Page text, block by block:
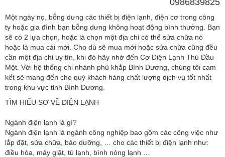
Một ngày nọ, bỗng dưng các thiết bị điện lạnh, điện cơ trong công
ty hoặc gia đình bạn bỗng dưng không hoạt động bình thường. Bạn
sẽ có 2 lựa chọn, hoặc là chọn một địa chỉ có thể sửa chữa nó
hoặc là mua cái mới. Cho dù sẽ mua mới hoặc sửa chữa cũng đều
cần một địa chỉ uy tín, khi đó hãy nhớ đến Cơ Điện Lạnh Thủ Dầu
Một. Với hệ thống chi nhánh phủ khắp Bình Dương, chúng tôi cam
kết sẽ mang đến cho quý khách hàng chất lượng dịch vụ tốt nhất
trong khu vực tỉnh Bình Dương.
TÌM HIỂU SƠ VỀ ĐIỆN LẠNH
Ngành điện lạnh là gì?
Ngành điện lạnh là ngành công nghiệp bao gồm các công việc như
lắp đặt, sửa chữa, bảo dưỡng, … cho các thiết bị điện lạnh như:
điều hòa, máy giặt, tủ lạnh, bình nóng lạnh …